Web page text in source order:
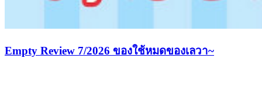
Empty Review 7/2026 ของใช้หมดของเลวา~